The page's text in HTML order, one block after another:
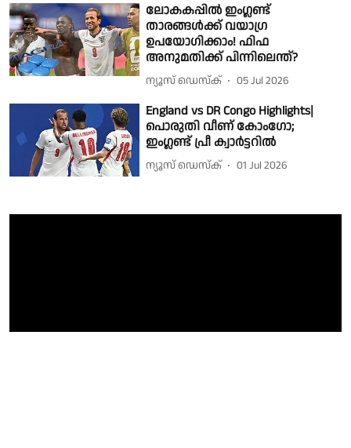
ലോകകപ്പിൽ ഇംഗ്ലണ്ട്
താരങ്ങൾക്ക് വയാഗ്ര
ഉപയോഗിക്കാം! ഫിഫ
അനുമതിക്ക് പിന്നിലെന്ത്?
ന്യൂസ് ഡെസ്ക് 05 Jul 2026
England vs DR Congo Highlights|
പൊരുതി വീണ് കോംഗോ;
ഇംഗ്ലണ്ട് പ്രീ ക്വാർട്ടറിൽ
ന്യൂസ് ഡെസ്ക് 01 Jul 2026